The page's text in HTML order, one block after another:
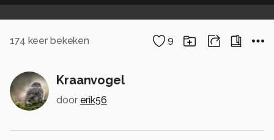
174 keer bekeken 9
Kraanvogel
door erik56